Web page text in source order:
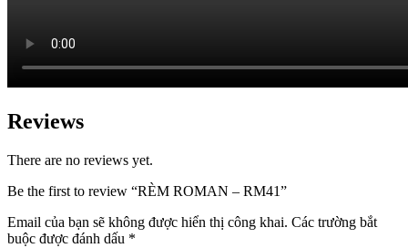
Reviews
There are no reviews yet.
Be the first to review “RÈM ROMAN – RM41”
Email của bạn sẽ không được hiển thị công khai. Các trường bắt
buộc được đánh dấu *